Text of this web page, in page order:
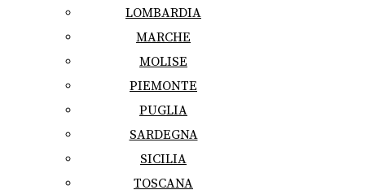
LOMBARDIA
MARCHE
MOLISE
PIEMONTE
PUGLIA
SARDEGNA
SICILIA
TOSCANA